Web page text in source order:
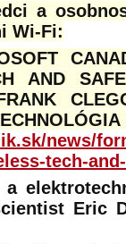
a
Wi-Fi:
AND
news/
tech-
a
Eric